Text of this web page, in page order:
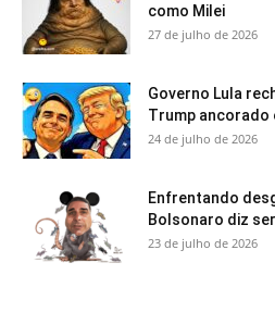
como Milei
27 de julho de 2026
Governo Lula
Trump ancorado
24 de julho de 2026
Enfrentando
Bolsonaro diz
23 de julho de 2026